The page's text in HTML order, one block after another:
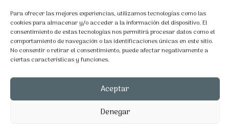
Para ofrecer las mejores experiencias, utilizamos tecnologías como las
cookies para almacenar y/o acceder a la información del dispositivo. El
consentimiento de estas tecnologías nos permitirá procesar datos como el
comportamiento de navegación o las identificaciones únicas en este sitio.
No consentir o retirar el consentimiento, puede afectar negativamente a
ciertas características y funciones.
Aceptar
Denegar
Política de Privacidad
Política de Cookies
CONTACTO
C/Nicaragua 74-76, Bajos, 08029 Barcelona